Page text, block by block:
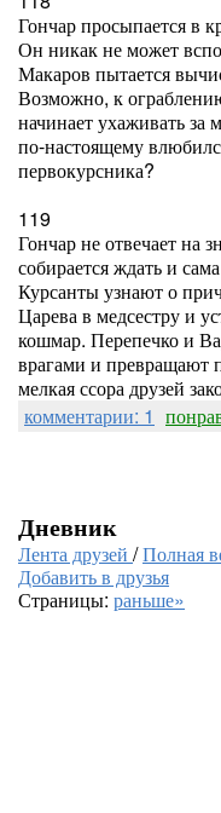
Гончар просыпается в
Он никак не может
Макаров пытается
Возможно, к
начинает ухаживать
по-настоящему
первокурсника?
119
Гончар не отвечает на
собирается ждать и
Курсанты узнают о
Царева в медсестру и
кошмар. Перепечко и
врагами и превращают
мелкая ссора друзей
комментарии: 1
Дневник
Лента друзей /Полная
Добавить в друзья
Страницы: раньше»